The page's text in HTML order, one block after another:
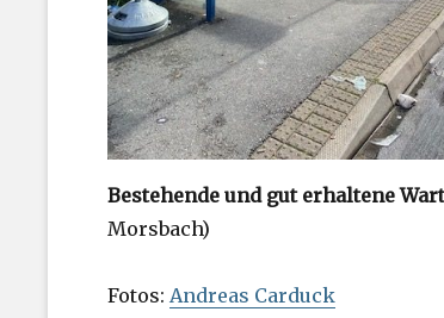
Bestehende und gut erhaltene
Morsbach)
Fotos: Andreas Carduck